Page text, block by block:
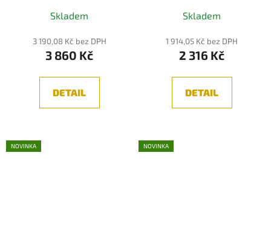
Skladem
3 190,08 Kč bez DPH
3 860 Kč
DETAIL
Skladem
1 914,05 Kč bez DPH
2 316 Kč
DETAIL
NOVINKA NOVINKA